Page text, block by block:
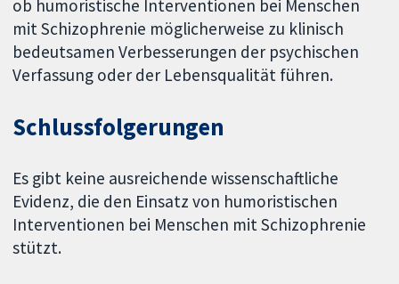
ob humoristische Interventionen bei Menschen
mit Schizophrenie möglicherweise zu klinisch
bedeutsamen Verbesserungen der psychischen
Verfassung oder der Lebensqualität führen.
Schlussfolgerungen
Es gibt keine ausreichende wissenschaftliche
Evidenz, die den Einsatz von humoristischen
Interventionen bei Menschen mit Schizophrenie
stützt.